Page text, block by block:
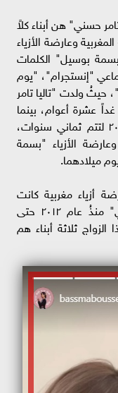
حسني" هن أبناء كلاً
وعارضة الأزياء
بوسيل" الكلمات
"إنستجرام"، "يوم
حيثُ ولدت "تاليا تامر
لتتم "تاليا" غداً عشرة أعوام، بينما
ولدت "أمايا تامر حسني" في ٣ مايو ٢٠١٥ لتتم ثماني سنوات،
الأزياء "بسمة
ميلادهما.
أزياء مغربية كانت
متزوجة من الفنان المصري "تامر حسني" منذُ عام ٢٠١٢ حتى
ثلاثة أبناء هم